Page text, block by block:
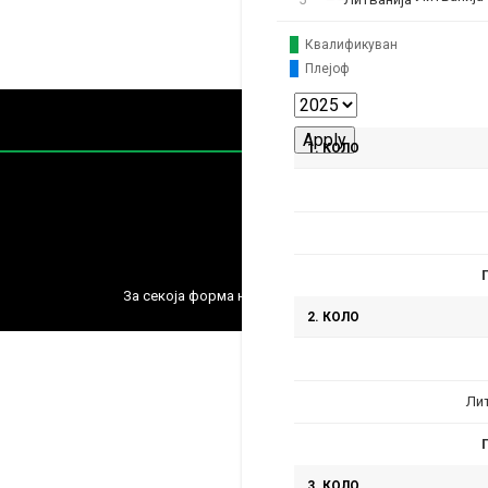
Квалификуван
Плејоф
1. КОЛО
2. КОЛО
За секоја форма на распространување,